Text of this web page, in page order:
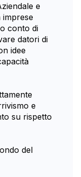
e
imprese
conto di
datori di
idee
e
su rispetto
del